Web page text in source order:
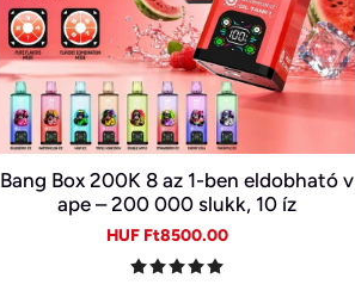
Bang Box 200K 8 az 1-ben eldobható v
ape – 200 000 slukk, 10 íz
Sale
HUF Ft8500.00